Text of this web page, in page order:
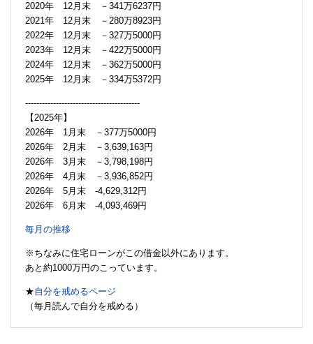
2020年 12月末 －341万6237円
2021年 12月末 －280万8923円
2022年 12月末 －327万5000円
2023年 12月末 －422万5000円
2024年 12月末 －362万5000円
2025年 12月末 －334万5372円
-----------------------------------------
【2025年】
2026年 1月末 －377万5000円
2026年 2月末 －3,639,163円
2026年 3月末 －3,798,198円
2026年 4月末 －3,936,852円
2026年 5月末 -4,629,312円
2026年 6月末 -4,093,469円
毎月の推移
※ちなみに住宅ローンがこの借金以外にあります。
あと約1000万円のこっています。
★自分を戒めるページ
（毎月読んで自分を戒める）